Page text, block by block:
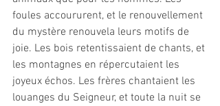
foules accoururent, et le renouvellement
du mystère renouvela leurs motifs de
joie. Les bois retentissaient de chants, et
les montagnes en répercutaient les
joyeux échos. Les frères chantaient les
louanges du Seigneur, et toute la nuit se